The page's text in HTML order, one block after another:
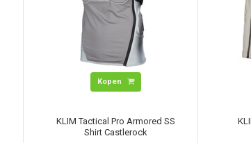
Kopen
KLIM Tactical Pro Armored SS
Shirt Castlerock